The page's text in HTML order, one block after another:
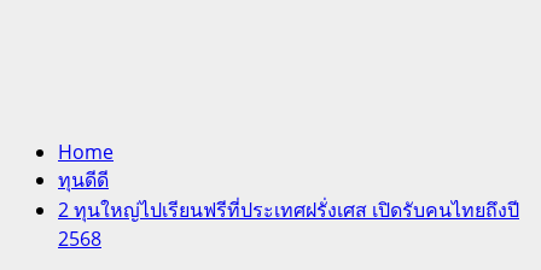
Home
ทุนดีดี
2 ทุนใหญ่ไปเรียนฟรีที่ประเทศฝรั่งเศส เปิดรับคนไทยถึงปี
2568